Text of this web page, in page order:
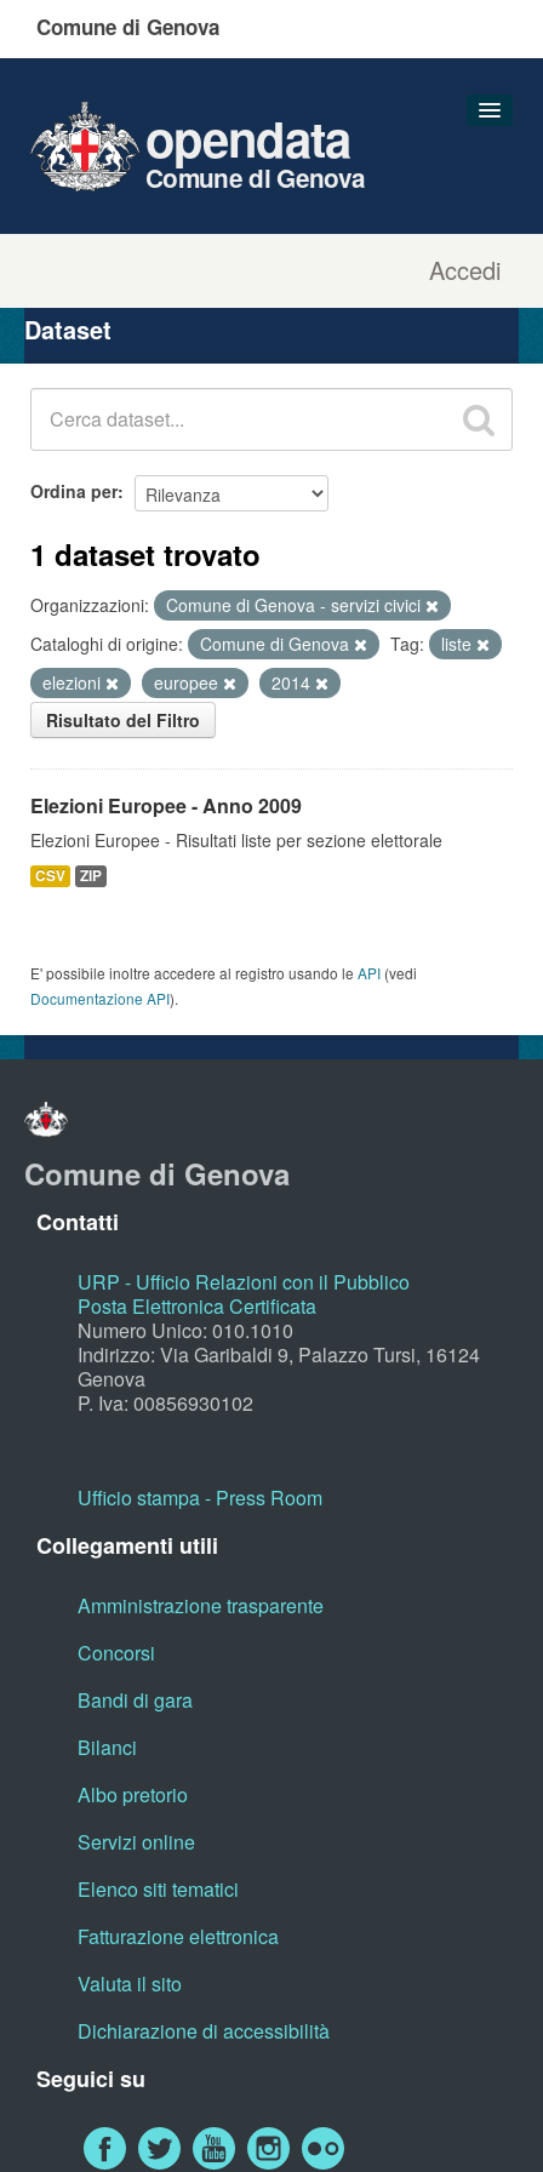
Comune di Genova
Accedi
opendata
Comune di Genova
Organizzazioni
Gruppi
Dataset
Ordina per
1 dataset trovato
Organizzazioni:
Comune di Genova - servizi civici
Cataloghi di origine:
Comune di Genova Tag:
liste
elezioni
europee
2014
Risultato del Filtro
Elezioni Europee - Anno 2009
Elezioni Europee - Risultati liste per sezione elettorale
CSV ZIP
E' possibile inoltre accedere al registro usando le API (vedi
Documentazione API).
Comune di Genova
Contatti
URP - Ufficio Relazioni con il Pubblico
Posta Elettronica Certificata
Numero Unico: 010.1010
Indirizzo: Via Garibaldi 9, Palazzo Tursi, 16124
Genova
P. Iva: 00856930102
Ufficio stampa - Press Room
Collegamenti utili
Amministrazione trasparente
Concorsi
Bandi di gara
Bilanci
Albo pretorio
Servizi online
Elenco siti tematici
Fatturazione elettronica
Valuta il sito
Dichiarazione di accessibilità
Seguici su